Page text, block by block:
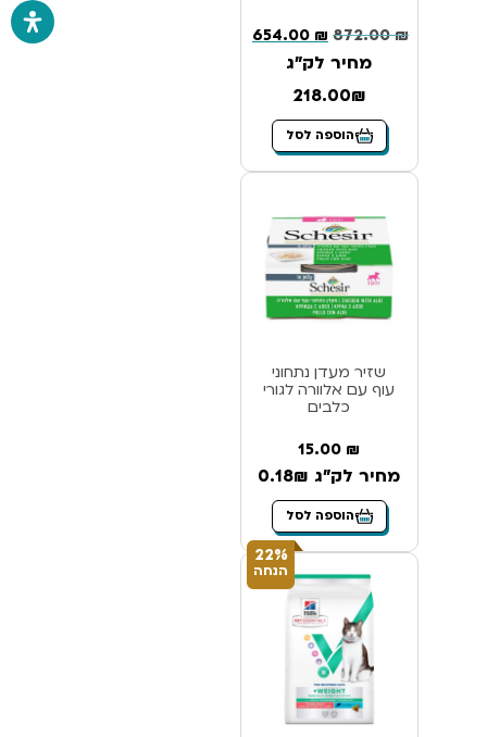
872.00₪
654.00 ₪
מחיר לק"ג
218.00₪
הוספה לסל
שזיר מעדן נתחוני
עוף עם אלוורה לגורי
כלבים
15.00 ₪
מחיר לק"ג 0.18₪
הוספה לסל
22%
הנחה